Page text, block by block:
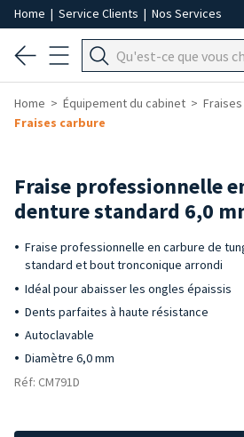
Home | Service Clients | Nos Services
Home Équipement du cabinet
Fraises carbure
Fraise professionnelle
denture standard 6,0
Fraise professionnelle en carbure de
standard et bout tronconique arrondi
Idéal pour abaisser les ongles épaissis
Dents parfaites à haute résistance
Autoclavable
Diamètre 6,0 mm
Réf: CM791D